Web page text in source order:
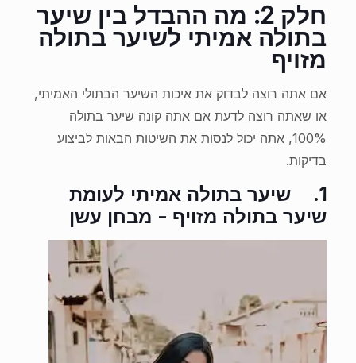
חלק 2: מה ההבדל בין שיער
בתולה אמיתי לשיער בתולה
מזויף
אם אתה רוצה לבדוק את איכות השיער הבתולי האמיתי,
או שאתה רוצה לדעת אם אתה קונה שיער בתולה
100%, אתה יכול לנסות את השיטות הבאות לביצוע
בדיקות.
1.
שיער בתולה אמיתי לעומת
שיער בתולה מזויף - מבחן עשן